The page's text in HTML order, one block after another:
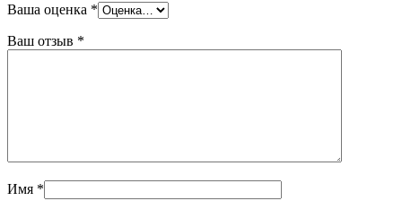
Ваша оценка *
Ваш отзыв *
Имя *